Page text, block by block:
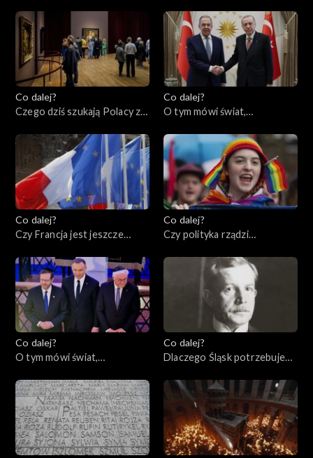
Co dalej?
Czego dziś szukają Polacy za
Co dalej?
O tym mówi świat,
Co dalej?
Czy Francja jest jeszcze
Co dalej?
Czy polityka rządzi
Co dalej?
O tym mówi świat,
Co dalej?
Dlaczego Śląsk potrzebuje